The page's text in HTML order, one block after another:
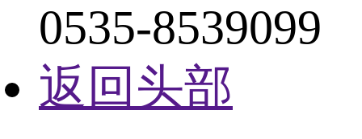
0535-8539099
返回头部